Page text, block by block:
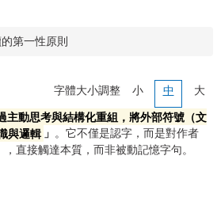
第一性原則
字體大小調整 小 中 大
主動思考與結構化重組，將外部符號（文
與邏輯 」 。它不僅是認字，而是對作者
直接觸達本質，而非被動記憶字句。